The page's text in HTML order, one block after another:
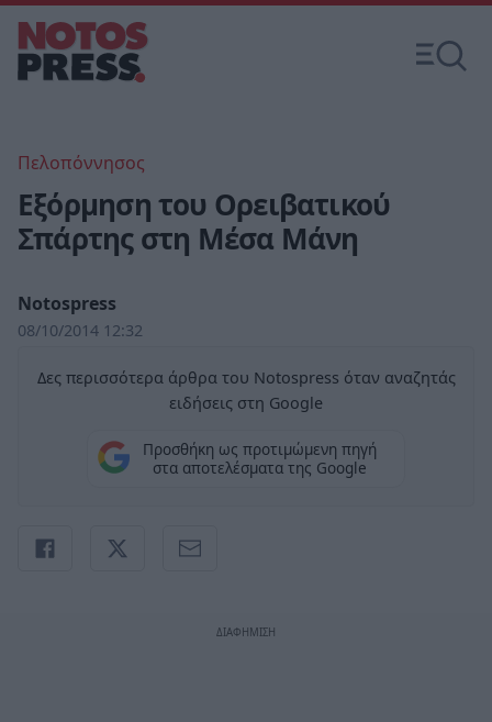
Πελοπόννησος
Εξόρμηση του Ορειβατικού
Σπάρτης στη Μέσα Μάνη
Notospress
08/10/2014 12:32
Δες περισσότερα άρθρα του Notospress όταν αναζητάς
ειδήσεις στη Google
Προσθήκη ως προτιμώμενη πηγή
στα αποτελέσματα της Google